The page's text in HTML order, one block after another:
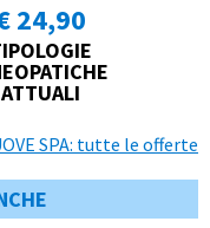
24,90
ATTUALI
SPA: tutte le offerte